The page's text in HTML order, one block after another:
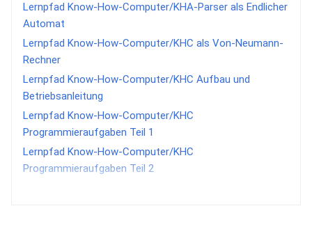
Lernpfad Know-How-Computer/KHA-Parser als Endlicher
Automat
Lernpfad Know-How-Computer/KHC als Von-Neumann-
Rechner
Lernpfad Know-How-Computer/KHC Aufbau und
Betriebsanleitung
Lernpfad Know-How-Computer/KHC
Programmieraufgaben Teil 1
Lernpfad Know-How-Computer/KHC
Programmieraufgaben Teil 2